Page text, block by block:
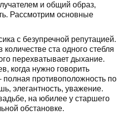
и общий образ,
Рассмотрим основные
с безупречной репутацией.
ста одного стебля
перехватывает дыхание.
когда нужно говорить
противоположность по
элегантность, уважение.
на юбилее у старшего
обстановке.